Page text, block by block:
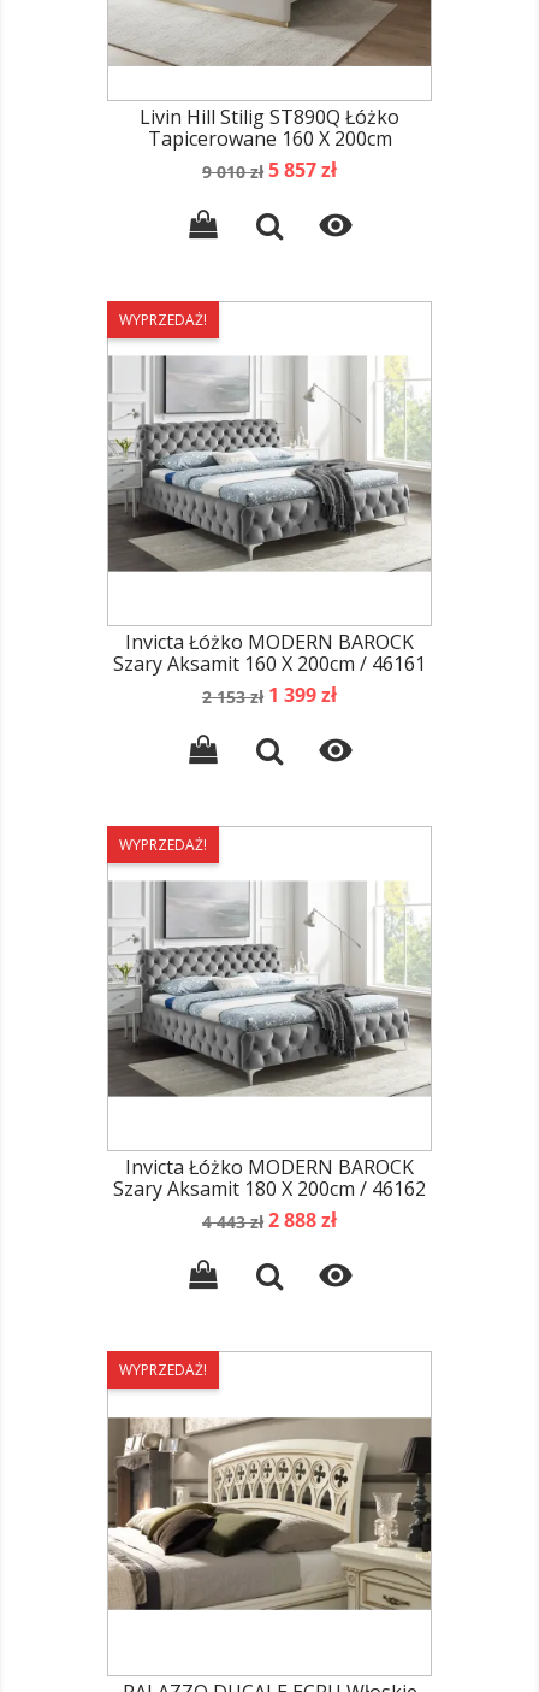
Livin Hill Stilig ST890Q Łóżko
Tapicerowane 160 X 200cm
Cena
9 010 zł Cena
5 857 zł

WYPRZEDAŻ!
Invicta Łóżko MODERN BAROCK
Szary Aksamit 160 X 200cm / 46161
Cena
2 153 zł Cena
1 399 zł

WYPRZEDAŻ!
Invicta Łóżko MODERN BAROCK
Szary Aksamit 180 X 200cm / 46162
Cena
4 443 zł Cena
2 888 zł

WYPRZEDAŻ!